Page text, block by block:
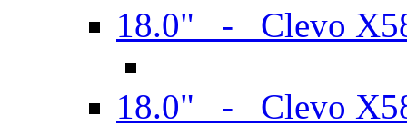
18.0" - Clevo
18.0" - Clevo